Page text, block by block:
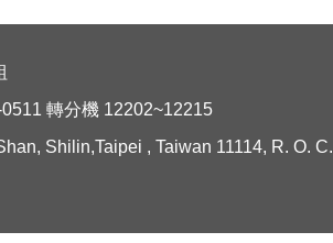
轉分機 12202~12215
Shilin,Taipei , Taiwan 11114, R. O. C.